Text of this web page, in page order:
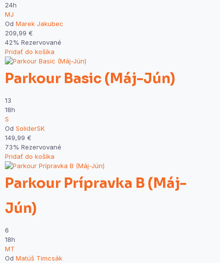
24h
MJ
Od Marek Jakubec
209,99 €
42% Rezervované
Pridať do košíka
Parkour Basic (Máj-Jún)
13
18h
S
Od SoliderSK
149,99 €
73% Rezervované
Pridať do košíka
Parkour Prípravka B (Máj-
Jún)
6
18h
MT
Od Matúš Timcsák